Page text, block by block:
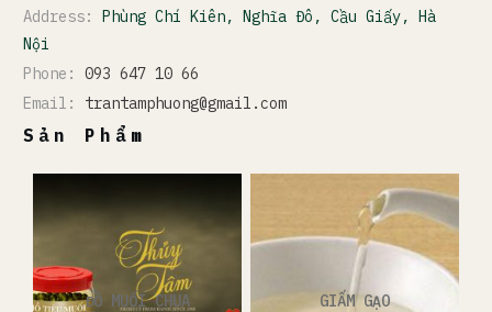
Address: Phùng Chí Kiên, Nghĩa Đô, Cầu Giấy, Hà
Nội
Phone: 093 647 10 66
Email: trantamphuong@gmail.com
Sản Phẩm
ĐỒ MUỐI CHUA GIẤM GẠO